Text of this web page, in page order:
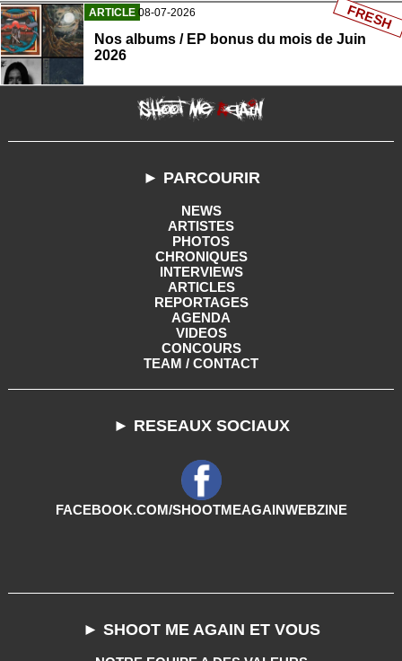
ARTICLE 08-07-2026
Nos albums / EP bonus du mois de Juin
2026
FRESH
► PARCOURIR
NEWS
ARTISTES
PHOTOS
CHRONIQUES
INTERVIEWS
ARTICLES
REPORTAGES
AGENDA
VIDEOS
CONCOURS
TEAM / CONTACT
► RESEAUX SOCIAUX
FACEBOOK.COM/SHOOTMEAGAINWEBZINE
► SHOOT ME AGAIN ET VOUS